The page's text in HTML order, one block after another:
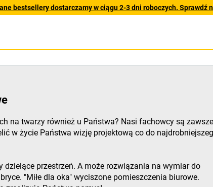
bestsellery dostarczamy w ciągu 2-3 dni roboczych. Sprawdź
na twarzy również u Państwa? Nasi fachowcy są zawsze
w życie Państwa wizję projektową co do
dzielące przestrzeń. A może rozwiązania na wymiar do
"Miłe dla oka" wyciszone pomieszczenia biurowe.